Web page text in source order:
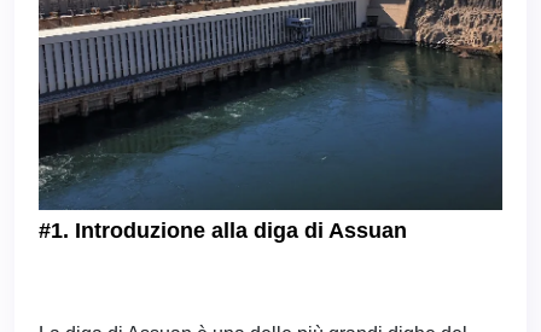
#1. Introduzione alla diga di Assuan